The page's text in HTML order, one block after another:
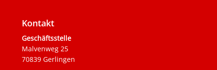
Kontakt
Geschäftsstelle
Malvenweg 25
70839 Gerlingen